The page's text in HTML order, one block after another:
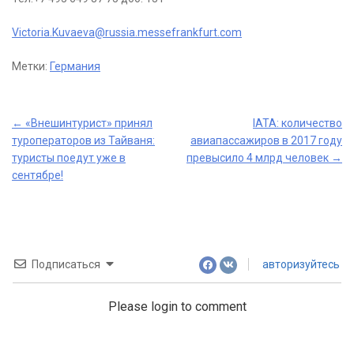
Victoria.Kuvaeva@russia.messefrankfurt.com
Метки: Германия
Post
navigation
← «Внешинтурист» принял
туроператоров из Тайваня:
туристы поедут уже в
сентябре!
IATA: количество
авиапассажиров в 2017 году
превысило 4 млрд человек →
Подписаться авторизуйтесь
Please login to comment